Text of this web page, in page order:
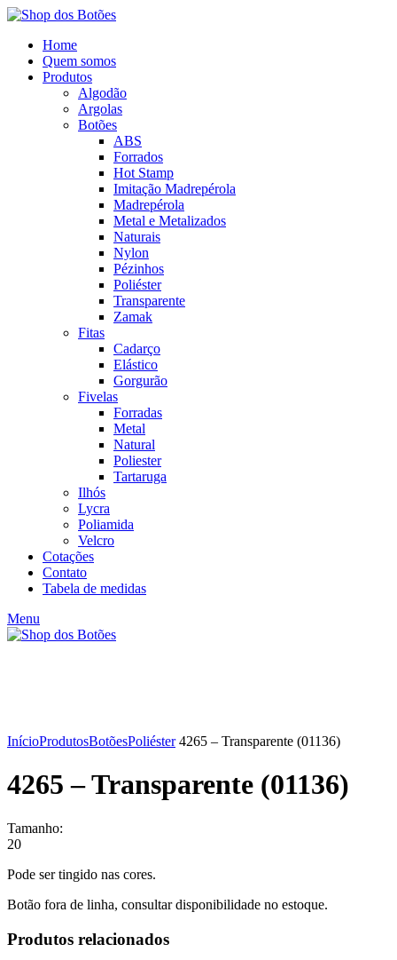
Home
Quem somos
Produtos
Algodão
Argolas
Botões
ABS
Forrados
Hot Stamp
Imitação Madrepérola
Madrepérola
Metal e Metalizados
Naturais
Nylon
Pézinhos
Poliéster
Transparente
Zamak
Fitas
Cadarço
Elástico
Gorgurão
Fivelas
Forradas
Metal
Natural
Poliester
Tartaruga
Ilhós
Lycra
Poliamida
Velcro
Cotações
Contato
Tabela de medidas
Menu
InícioProdutosBotõesPoliéster4265 – Transparente (01136)
4265 – Transparente (01136)
Tamanho:
20
Pode ser tingido nas cores.
Botão fora de linha, consultar disponibilidade no estoque.
Produtos relacionados